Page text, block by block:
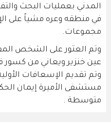
المدني بعمليات البحث
في منطقه وعره مشياً على
مجموعات.
وتم العثور على الشخص
عين خنزير ويعاني من
وتم تقديم الإسعافات
مستشفى الأميرة إيمان
متوسطة .